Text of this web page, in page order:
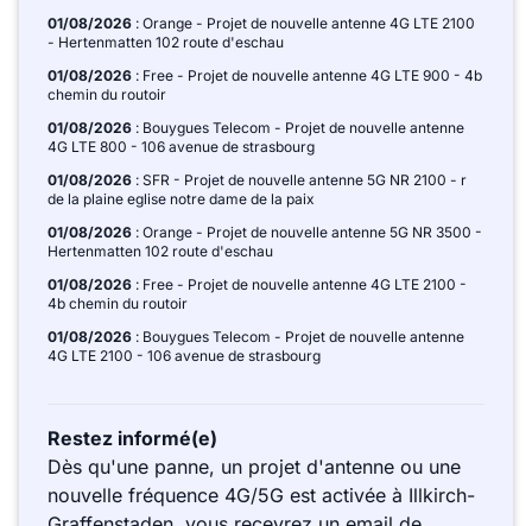
01/08/2026 : Orange - Projet de nouvelle antenne 4G LTE 2100
- Hertenmatten 102 route d'eschau
01/08/2026 : Free - Projet de nouvelle antenne 4G LTE 900 - 4b
chemin du routoir
01/08/2026 : Bouygues Telecom - Projet de nouvelle antenne
4G LTE 800 - 106 avenue de strasbourg
01/08/2026 : SFR - Projet de nouvelle antenne 5G NR 2100 - r
de la plaine eglise notre dame de la paix
01/08/2026 : Orange - Projet de nouvelle antenne 5G NR 3500 -
Hertenmatten 102 route d'eschau
01/08/2026 : Free - Projet de nouvelle antenne 4G LTE 2100 -
4b chemin du routoir
01/08/2026 : Bouygues Telecom - Projet de nouvelle antenne
4G LTE 2100 - 106 avenue de strasbourg
Restez informé(e)
Dès qu'une panne, un projet d'antenne ou une
nouvelle fréquence 4G/5G est activée à Illkirch-